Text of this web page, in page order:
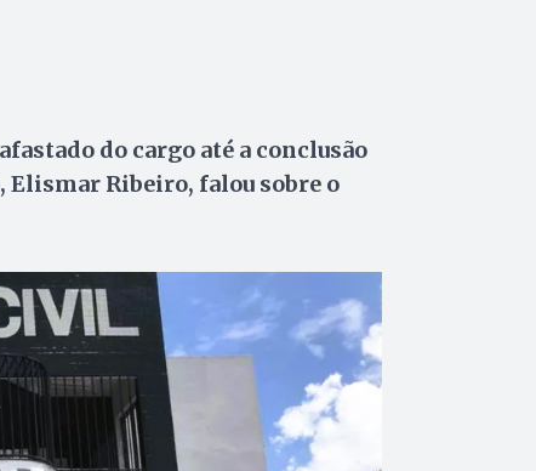
do cargo até a conclusão
Elismar Ribeiro, falou sobre o